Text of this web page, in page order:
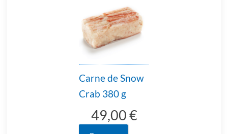
Carne de Snow
Crab 380 g
49,00 €